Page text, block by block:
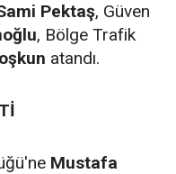
Pektaş, Güven
, Bölge Trafik
atandı.
Mustafa